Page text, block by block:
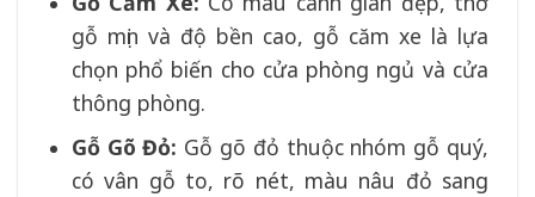
gỗ mịn và độ bền cao, gỗ căm xe là lựa
chọn phổ biến cho cửa phòng ngủ và cửa
thông phòng.
Gỗ Gõ Đỏ: Gỗ gõ đỏ thuộc nhóm gỗ quý,
có vân gỗ to, rõ nét, màu nâu đỏ sang